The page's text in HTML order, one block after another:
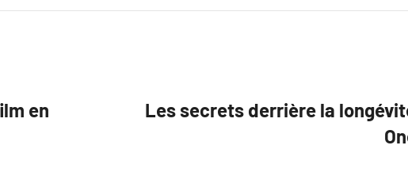
en
Les secrets derrière la